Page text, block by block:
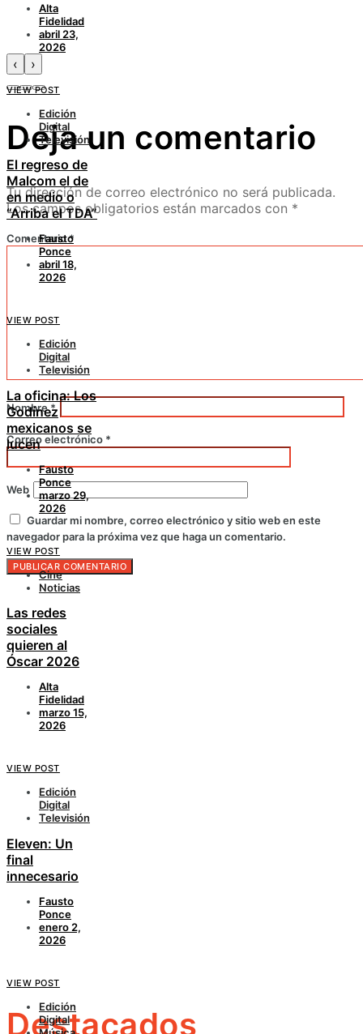
Alta
Fidelidad
abril 23,
2026
VIEW POST
Edición
Digital
Televisión
El regreso de
Malcom el de
en medio o
“Arriba el TDA”
Fausto
Ponce
abril 18,
2026
VIEW POST
Edición
Digital
Televisión
La oficina: Los
Godínez
mexicanos se
lucen
Fausto
Ponce
marzo 29,
2026
VIEW POST
Cine
Noticias
Las redes
sociales
quieren al
Óscar 2026
Alta
Fidelidad
marzo 15,
2026
VIEW POST
Edición
Digital
Televisión
Eleven: Un
final
innecesario
Fausto
Ponce
enero 2,
2026
VIEW POST
Edición
Digital
‹ ›
Deja un comentario
Tu dirección de correo electrónico no será publicada.
Los campos obligatorios están marcados con *
Comentario*
Nombre*
Correo electrónico *
Web
Guardar mi nombre, correo electrónico y sitio web en este
navegador para la próxima vez que haga un comentario.
Destacados